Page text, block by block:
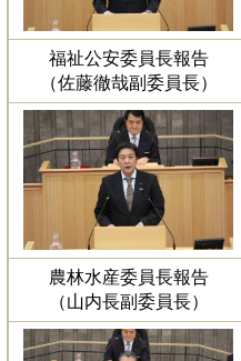
福祉公安委員長報告
（佐藤徹哉副委員長）
農林水産委員長報告
（山内長副委員長）